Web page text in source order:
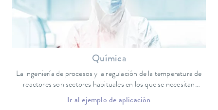
Química
La ingeniería de procesos y la regulación de la temperatura de
reactores son sectores habituales en los que se necesitan
termostatos.
Ir al ejemplo de aplicación